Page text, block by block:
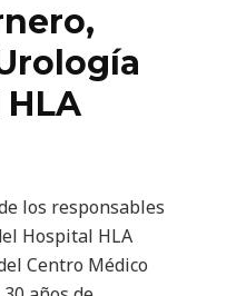
los responsables
Hospital HLA
Centro Médico